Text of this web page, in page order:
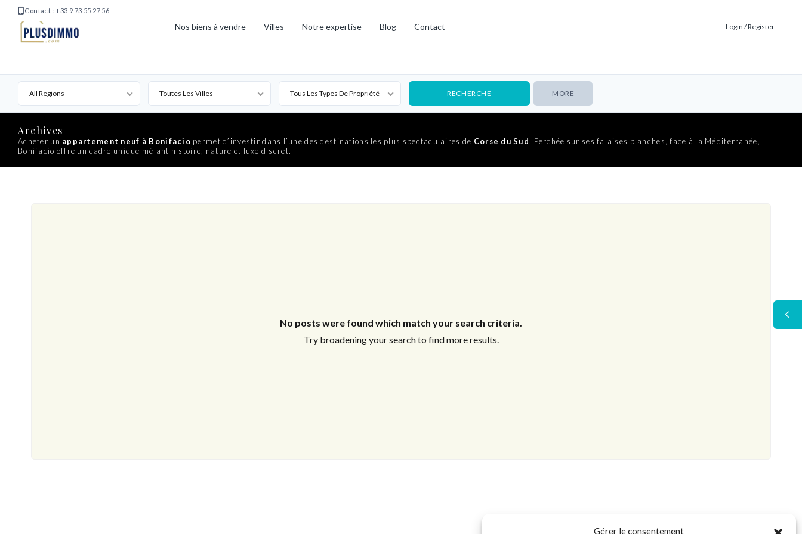
Gérer le consentement
Contact : +33 9 73 55 27 56
Nos biens à vendre Villes Notre expertise Blog Contact Login / Register
All Regions Toutes Les Villes Tous Les Types De Propriété MORE
Archives
Acheter un appartement neuf à Bonifacio permet d’investir dans l’une des destinations les plus spectaculaires de Corse du Sud. Perchée sur ses falaises blanches, face à la Méditerranée,
Bonifacio offre un cadre unique mêlant histoire, nature et luxe discret.
No posts were found which match your search criteria.
Try broadening your search to find more results.